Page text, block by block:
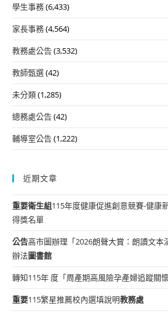
學生事務(6,433)
家長事務(4,564)
教務處公告(3,532)
教師甄選(42)
未分類(1,285)
總務處公告(42)
輔導室公告(1,222)
近期文章
重要衛生組115年度健康促進創意競賽-健康
得獎名單
公告高市圖辦理「2026朗聲大賞：朗讀文本
辦法圖書館
轉知115年 度「周產期高風險孕產婦追蹤關
重要115繁星推薦校內選填說明教務處